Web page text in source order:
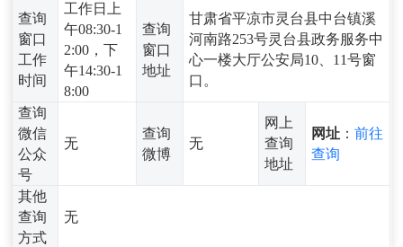
查询
窗口
工作
时间
工作日上
午08:30-1
2:00，下
午14:30-1
8:00
查询
窗口
地址
甘肃省平凉市灵台县中台镇溪
河南路253号灵台县政务服务中
心一楼大厅公安局10、11号窗
口。
查询
微信
公众
号
无
查询
微博
无
网上
查询
地址
网址 ：前往
查询
其他
查询
方式
无